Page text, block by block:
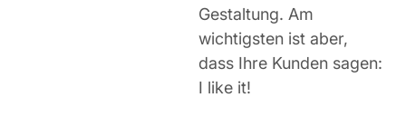
Gestaltung. Am
wichtigsten ist aber,
dass Ihre Kunden sagen:
I like it!